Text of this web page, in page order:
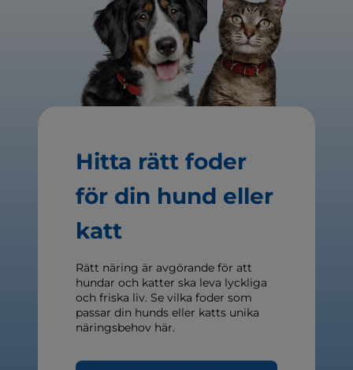
Hitta rätt foder
för din hund eller
katt
Rätt näring är avgörande för att
hundar och katter ska leva lyckliga
och friska liv. Se vilka foder som
passar din hunds eller katts unika
näringsbehov här.